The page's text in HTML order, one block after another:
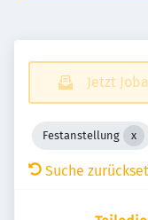
Jetzt
Festanstellung
Suche